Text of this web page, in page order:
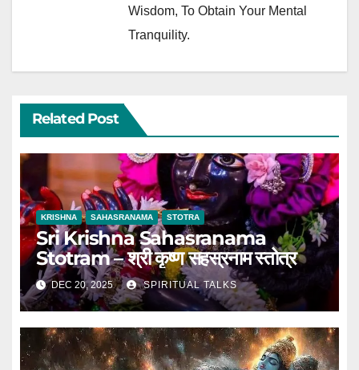
Wisdom, To Obtain Your Mental
Tranquility.
Related Post
KRISHNA SAHASRANAMA STOTRA
Sri Krishna Sahasranama
Stotram – श्री कृष्ण सहस्रनाम स्तोत्र
DEC 20, 2025 SPIRITUAL TALKS